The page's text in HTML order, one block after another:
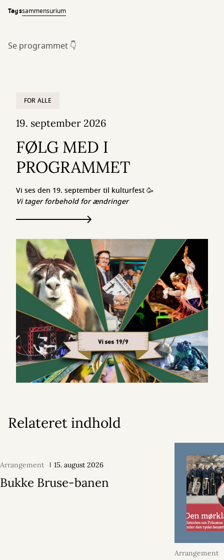
Tagssammensurium
Se programmet 👇
FOR ALLE
19. september 2026
FØLG MED I
PROGRAMMET
Vi ses den 19. september til kulturfest 🥳
Vi tager forbehold for ændringer
Relateret indhold
Arrangement 15. august 2026
Bukke Bruse-banen
Arrangement